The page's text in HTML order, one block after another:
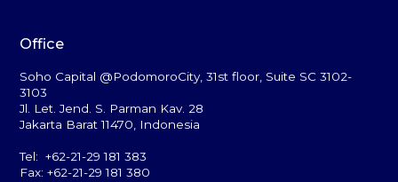
Office
Soho Capital @PodomoroCity, 31st floor, Suite SC 3102-
3103
Jl. Let. Jend. S. Parman Kav. 28
Jakarta Barat 11470, Indonesia
Tel: +62-21-29 181 383
Fax: +62-21-29 181 380